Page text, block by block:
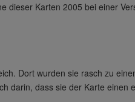
dieser Karten 2005 bei einer
Dort wurden sie rasch zu
darin, dass sie der Karte einen